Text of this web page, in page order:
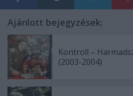
Ajánlott bejegyzések:
Kontroll –
(2003-2004)